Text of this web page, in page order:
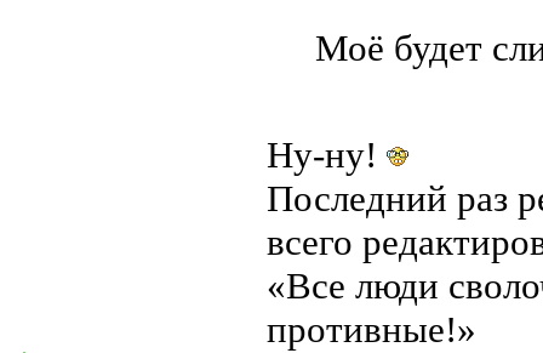
Моё будет
Ну-ну!
Последний раз
всего
«Все люди
противные!»